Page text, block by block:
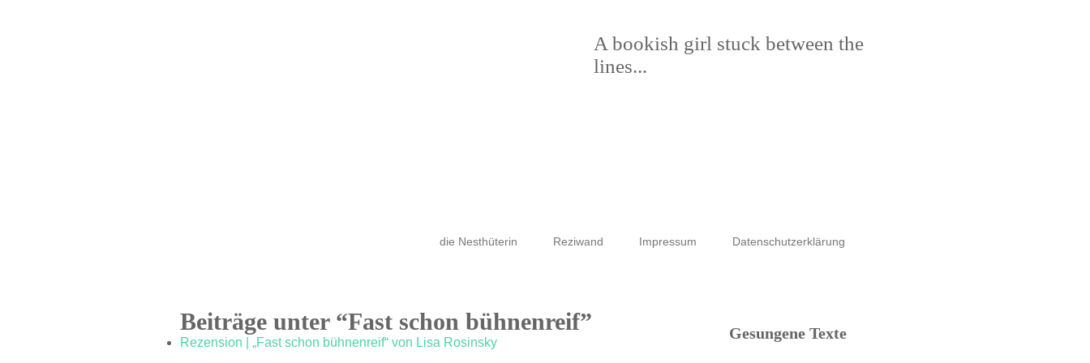
A bookish girl stuck between the
lines...
die Nesthüterin Reziwand Impressum Datenschutzerklärung
Beiträge unter “Fast schon bühnenreif”
Rezension | „Fast schon bühnenreif“ von Lisa Rosinsky
Gesungene Texte